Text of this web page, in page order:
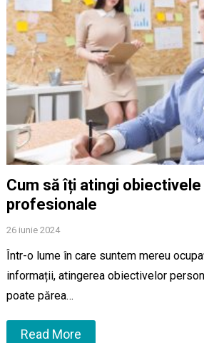
Cum să îți atingi
profesionale
26 iunie 2024
Într-o lume în care suntem mereu
informații, atingerea obiectivelor
poate părea…
Read More